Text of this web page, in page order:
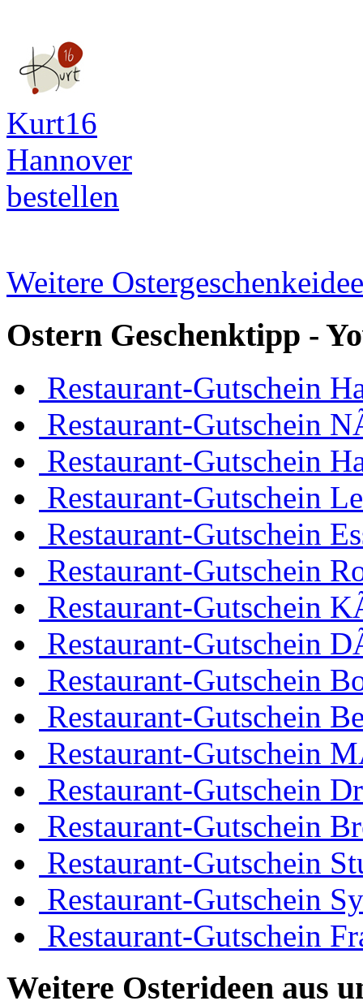
Kurt16
Hannover
bestellen
Weitere
Ostern Geschenktipp -
Restaurant-Gutschein
Restaurant-Gutschein
Restaurant-Gutschein
Restaurant-Gutschein
Restaurant-Gutschein
Restaurant-Gutschein
Restaurant-Gutschein
Restaurant-Gutschein
Restaurant-Gutschein
Restaurant-Gutschein
Restaurant-Gutschein
Restaurant-Gutschein
Restaurant-Gutschein
Restaurant-Gutschein
Restaurant-Gutschein
Restaurant-Gutschein
Weitere Osterideen aus